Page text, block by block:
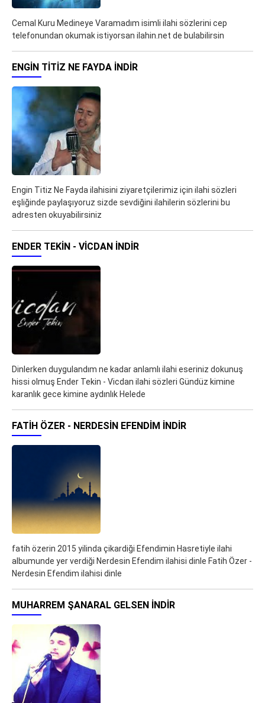
Cemal Kuru Medineye Varamadım isimli ilahi sözlerini cep
telefonundan okumak istiyorsan ilahin.net de bulabilirsin
ENGIN TITIZ NE FAYDA İNDIR
Engin Titiz Ne Fayda ilahisini ziyaretçilerimiz için ilahi sözleri
eşliğinde paylaşıyoruz sizde sevdiğini ilahilerin sözlerini bu
adresten okuyabilirsiniz
ENDER TEKIN - VICDAN İNDIR
Dinlerken duygulandım ne kadar anlamlı ilahi eseriniz dokunuş
hissi olmuş Ender Tekin - Vicdan ilahi sözleri Gündüz kimine
karanlık gece kimine aydınlık Helede
FATIH ÖZER - NERDESIN EFENDIM İNDIR
fatih özerin 2015 yilinda çikardiği Efendimin Hasretiyle ilahi
albumunde yer verdiği Nerdesin Efendim ilahisi dinle Fatih Özer -
Nerdesin Efendim ilahisi dinle
MUHARREM ŞANARAL GELSEN İNDIR